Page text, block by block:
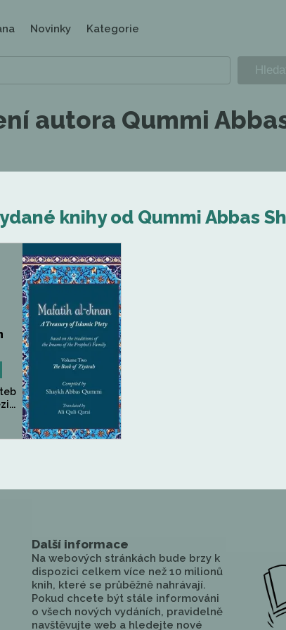
Novinky Kategorie
autora Qummi
knihy od Qummi Abbas
Další informace
Na webových stránkách bude brzy k
dispozici celkem více než 10 milionů
knih, které se průběžně nahrávají.
Pokud chcete být stále informováni
o všech nových vydáních, pravidelně
navštěvujte web a hledejte nové